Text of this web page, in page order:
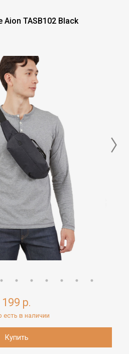
TASB102 Black
199 р.
есть в наличии